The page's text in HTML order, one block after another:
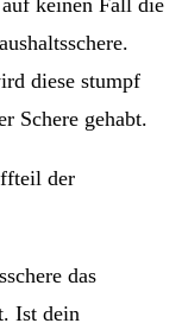
keinen Fall die
diese stumpf
Schere gehabt.
das
Ist dein